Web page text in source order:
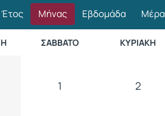
Έτος Μήνας Εβδομάδα Μέρα
ΣΆΒΒΑΤΟ ΚΥΡΙΑΚΉ
1 2